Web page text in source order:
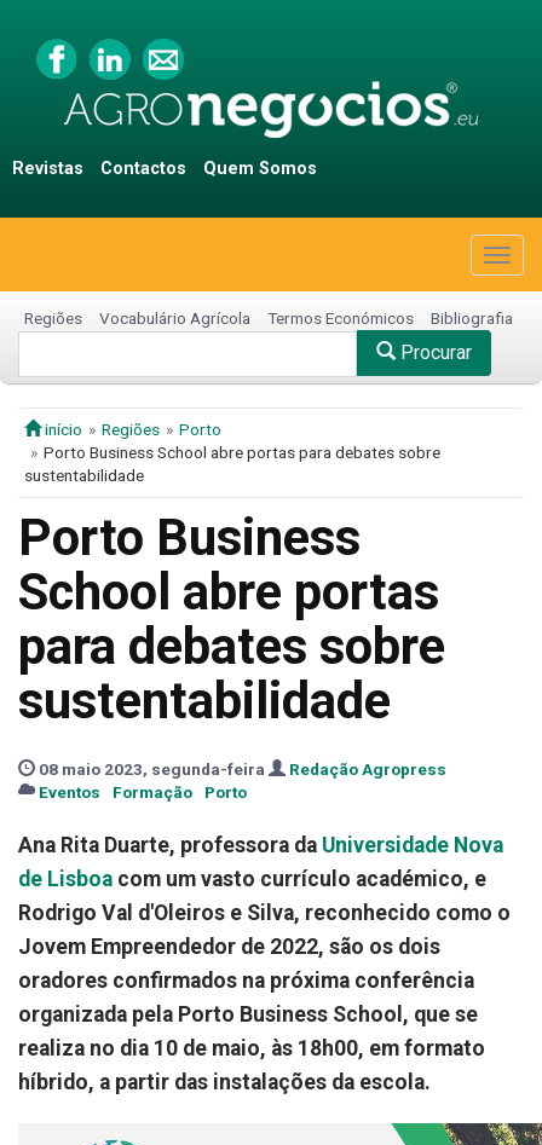
Revistas Contactos Quem Somos
Regiões Vocabulário Agrícola Termos Económicos Bibliografia
Procurar
início Regiões
Porto
Porto Business School abre portas para debates sobre
sustentabilidade
Porto Business
School abre portas
para debates sobre
sustentabilidade
08 maio 2023, segunda-feira
Redação Agropress
Eventos
Formação Porto
Ana Rita Duarte, professora da Universidade Nova
de Lisboa com um vasto currículo académico, e
Rodrigo Val d'Oleiros e Silva, reconhecido como o
Jovem Empreendedor de 2022, são os dois
oradores confirmados na próxima conferência
organizada pela Porto Business School, que se
realiza no dia 10 de maio, às 18h00, em formato
híbrido, a partir das instalações da escola.